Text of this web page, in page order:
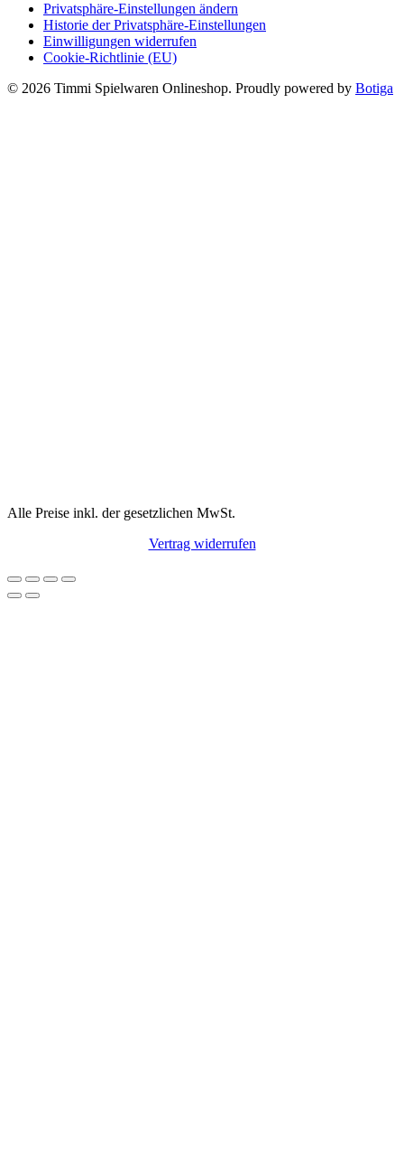
Privatsphäre-Einstellungen ändern
Historie der Privatsphäre-Einstellungen
Einwilligungen widerrufen
Cookie-Richtlinie (EU)
© 2026 Timmi Spielwaren Onlineshop. Proudly powered by Botiga
Alle Preise inkl. der gesetzlichen MwSt.
Vertrag widerrufen